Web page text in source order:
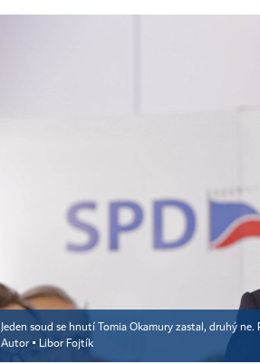
Jeden soud se hnutí Tomia Okamury zastal, druhý
Autor ▪ Libor Fojtík